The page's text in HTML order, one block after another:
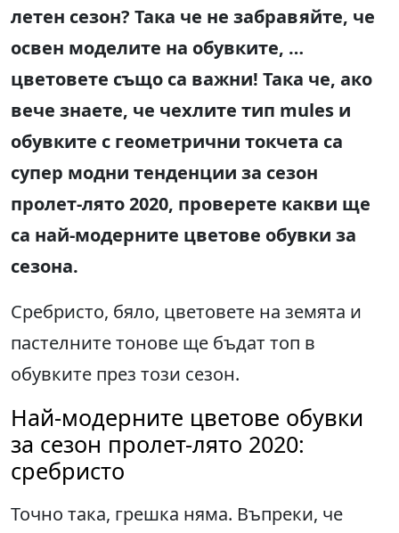
летен сезон? Така че не забравяйте, че
освен моделите на обувките, …
цветовете също са важни! Така че, ако
вече знаете, че чехлите тип mules и
обувките с геометрични токчета са
супер модни тенденции за сезон
пролет-лято 2020, проверете какви ще
са най-модерните цветове обувки за
сезона.
Сребристо, бяло, цветовете на земята и
пастелните тонове ще бъдат топ в
обувките през този сезон.
Най-модерните цветове обувки
за сезон пролет-лято 2020:
сребристо
Точно така, грешка няма. Въпреки, че